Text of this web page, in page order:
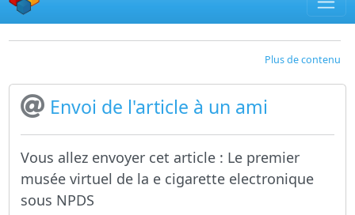
Plus de contenu
Envoi de l'article à un ami
Vous allez envoyer cet article : Le premier
musée virtuel de la e cigarette electronique
sous NPDS